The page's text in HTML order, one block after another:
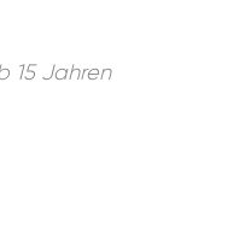
15 Jahren